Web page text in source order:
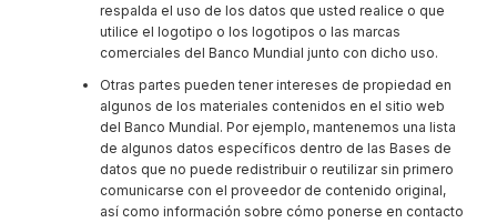
respalda el uso de los datos que usted realice o que
utilice el logotipo o los logotipos o las marcas
comerciales del Banco Mundial junto con dicho uso.
Otras partes pueden tener intereses de propiedad en
algunos de los materiales contenidos en el sitio web
del Banco Mundial. Por ejemplo, mantenemos una lista
de algunos datos específicos dentro de las Bases de
datos que no puede redistribuir o reutilizar sin primero
comunicarse con el proveedor de contenido original,
así como información sobre cómo ponerse en contacto